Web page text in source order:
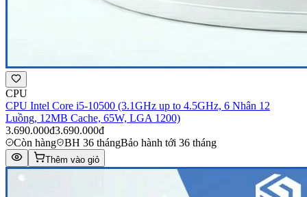
CPU
CPU Intel Core i5-10500 (3.1GHz up to 4.5GHz, 6 Nhân 12
Luồng, 12MB Cache, 65W, LGA 1200)
3.690.000đ3.690.000đ
Còn hàng
BH 36 thángBảo hành tới 36 tháng
Thêm vào giỏ